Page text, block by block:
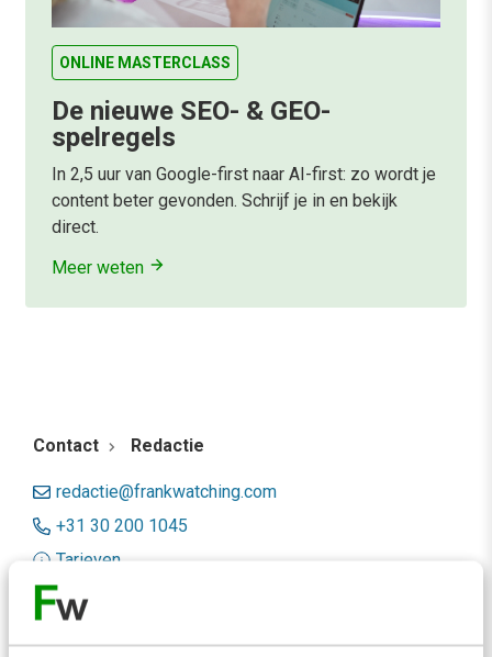
ONLINE MASTERCLASS
De nieuwe SEO- & GEO-
spelregels
In 2,5 uur van Google-first naar AI-first: zo wordt je
content beter gevonden. Schrijf je in en bekijk
direct.
Meer weten
Contact Redactie
redactie@frankwatching.com
+31 30 200 1045
Tarieven
Meer contactopties